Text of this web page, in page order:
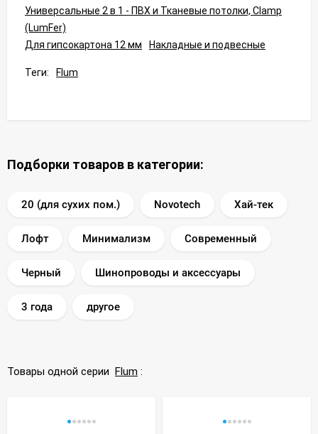
Универсальные 2 в 1 - ПВХ и Тканевые потолки, Clamp
(LumFer)
Для гипсокартона 12 мм
Накладные и подвесные
Теги: Flum
Подборки товаров в категории:
20 (для сухих пом.) Novotech Хай-тек
Лофт Минимализм Современный
Черный Шинопроводы и аксессуары
3 года другое
Товары одной серии Flum :